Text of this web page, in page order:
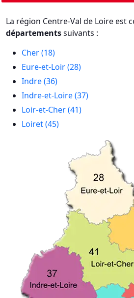
La région Centre-Val de Loire est
départementssuivants :
Cher (18)
Eure-et-Loir (28)
Indre (36)
Indre-et-Loire (37)
Loir-et-Cher (41)
Loiret (45)